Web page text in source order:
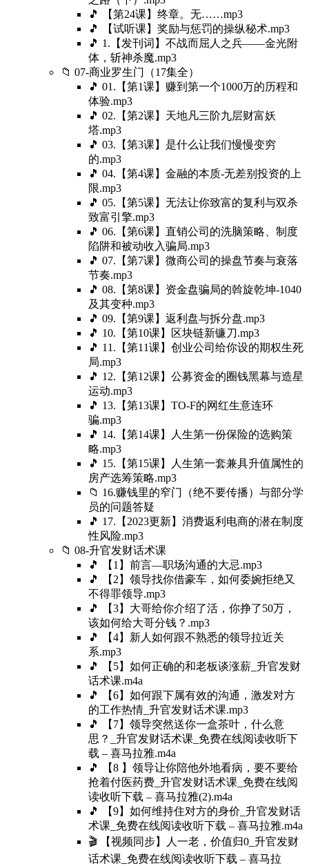
🎵 【第24课】终章。无……mp3
🎵 【试听课】奖励与惩罚的操纵秘术.mp3
🎵 1.【发刊词】不战而屈人之兵——金光附
体，斩神杀魔.mp3
📁 07-商业罗生门（17集全）
🎵 01.【第1课】赚到第一个1000万的历程和
体验.mp3
🎵 02.【第2课】天地凡三阶九层财富妖
塔.mp3
🎵 03.【第3课】是什么让我们慢慢变穷
的.mp3
🎵 04.【第4课】金融的本质-无差别投资的上
限.mp3
🎵 05.【第5课】无法让你致富的复利与双杀
致富引擎.mp3
🎵 06.【第6课】直销公司的洗脑策略、制度
陷阱和被动收入骗局.mp3
🎵 07.【第7课】微商公司的操盘节奏与衰落
节奏.mp3
🎵 08.【第8课】资金盘骗局的斡旋乾坤-1040
及其变种.mp3
🎵 09.【第9课】返利盘与拆分盘.mp3
🎵 10.【第10课】区块链新镰刀.mp3
🎵 11.【第11课】创业公司给你设的期权生死
局.mp3
🎵 12.【第12课】公募资金的圈钱黑幕与造星
运动.mp3
🎵 13.【第13课】TO-F的网红生意连环
骗.mp3
🎵 14.【第14课】人生第一份保险的选购策
略.mp3
🎵 15.【第15课】人生第一套兼具升值属性的
房产选筹策略.mp3
📁 16.赚钱里的窄门（绝不要传播）与部分学
员的问题答疑
🎵 17.【2023更新】消费返利电商的潜在制度
性风险.mp3
📁 08-升官发财话术课
🎵 【1】前言—职场沟通的大忌.mp3
🎵 【2】领导找你借豪车，如何委婉拒绝又
不得罪领导.mp3
🎵 【3】大哥给你介绍了活，你挣了50万，
该如何给大哥分钱？.mp3
🎵 【4】新人如何跟不熟悉的领导拉近关
系.mp3
🎵 【5】如何正确的和老板谈涨薪_升官发财
话术课.m4a
🎵 【6】如何跟下属有效的沟通，激发对方
的工作热情_升官发财话术课.mp3
🎵 【7】领导突然送你一盒茶叶，什么意
思？_升官发财话术课_免费在线阅读收听下
载 – 喜马拉雅.m4a
🎵 【8 】领导让你陪他外地看病，要不要给
抢着付医药费_升官发财话术课_免费在线阅
读收听下载 – 喜马拉雅(2).m4a
🎵 【9】如何维持住对方的身价_升官发财话
术课_免费在线阅读收听下载 – 喜马拉雅.m4a
🎬 【视频同步】人一老，价值归0_升官发财
话术课_免费在线阅读收听下载 – 喜马拉